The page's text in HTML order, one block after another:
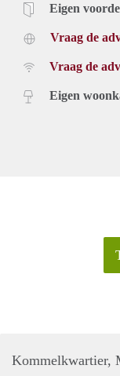
Eigen
Vraag de
Vraag de
Eigen
Kommelkwartier,